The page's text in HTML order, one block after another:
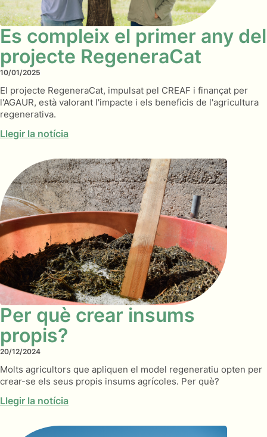
Es compleix el primer any del
projecte RegeneraCat
10/01/2025
El projecte RegeneraCat, impulsat pel CREAF i finançat per
l'AGAUR, està valorant l'impacte i els beneficis de l'agricultura
regenerativa.
Llegir la notícia
Per què crear insums
propis?
20/12/2024
Molts agricultors que apliquen el model regeneratiu opten per
crear-se els seus propis insums agrícoles. Per què?
Llegir la notícia